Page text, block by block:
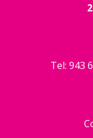
Tel: 943